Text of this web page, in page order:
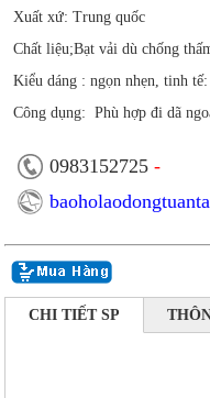
Xuất xứ: Trung quốc
Chất liệu;Bạt vải dù chống
Kiểu dáng : ngọn nhẹn, tinh tế:
Công dụng: Phù hợp đi dã
0983152725 -
CHI TIẾT SP